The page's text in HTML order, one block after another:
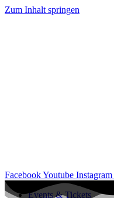
Zum Inhalt springen
Events & Tickets
FacebookYoutube Instagram